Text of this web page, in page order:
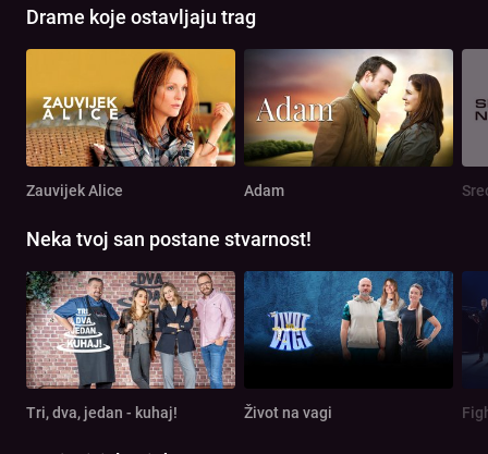
Drame koje ostavljaju trag
Zauvijek Alice Adam
Neka tvoj san postane stvarnost!
Tri, dva, jedan - kuhaj! Život na vagi